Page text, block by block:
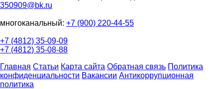
350909@bk.ru
многоканальный: +7 (900) 220-44-55
+7 (4812) 35-09-09
+7 (4812) 35-08-88
Главная Статьи Карта сайта Обратная связь Политика
конфиденциальности Вакансии Антикоррупционная
политика